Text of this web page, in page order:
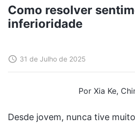
Como resolver
inferioridade
31 de Julho de 2025
Por Xia Ke,
Desde jovem, nunca tive